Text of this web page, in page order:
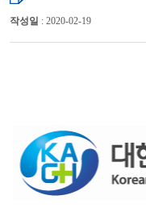
작성일 : 2020-02-19